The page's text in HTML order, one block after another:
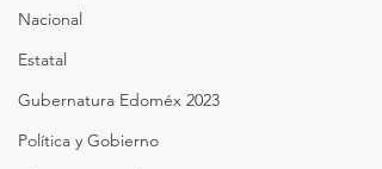
Nacional
Estatal
Gubernatura Edoméx 2023
Política y Gobierno